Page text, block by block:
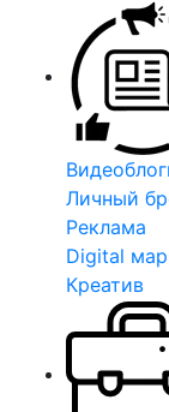
Личный
Реклама
Digital
Креатив